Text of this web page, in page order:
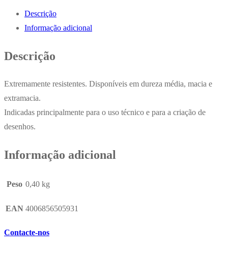
Rotring
x
Descrição
Informação adicional
Descrição
Extremamente resistentes. Disponíveis em dureza média, macia e
extramacia.
Indicadas principalmente para o uso técnico e para a criação de
desenhos.
Informação adicional
Peso 0,40 kg
EAN 4006856505931
Contacte-nos